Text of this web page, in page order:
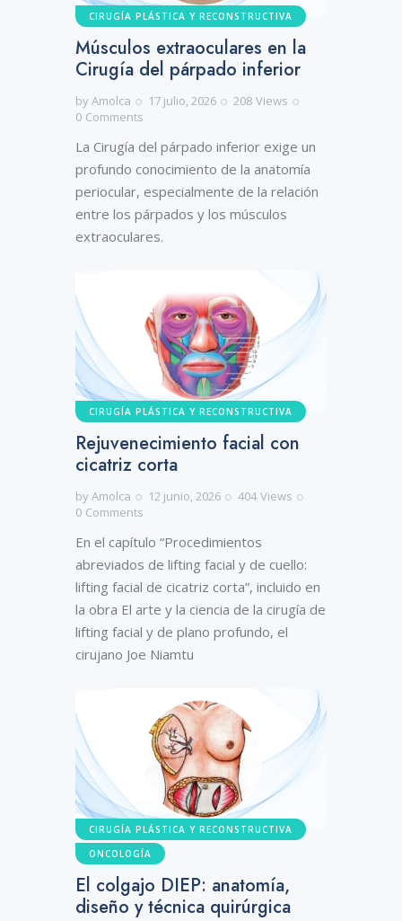
CIRUGÍA PLÁSTICA Y RECONSTRUCTIVA
Músculos extraoculares en la
Cirugía del párpado inferior
byAmolca 17 julio, 2026 208 Views
0 Comments
La Cirugía del párpado inferior exige un
profundo conocimiento de la anatomía
periocular, especialmente de la relación
entre los párpados y los músculos
extraoculares.
CIRUGÍA PLÁSTICA Y RECONSTRUCTIVA
Rejuvenecimiento facial con
cicatriz corta
byAmolca 12 junio, 2026 404 Views
0 Comments
En el capítulo “Procedimientos
abreviados de lifting facial y de cuello:
lifting facial de cicatriz corta”, incluido en
la obra El arte y la ciencia de la cirugía de
lifting facial y de plano profundo, el
cirujano Joe Niamtu
CIRUGÍA PLÁSTICA Y RECONSTRUCTIVA
ONCOLOGÍA
El colgajo DIEP: anatomía,
diseño y técnica quirúrgica